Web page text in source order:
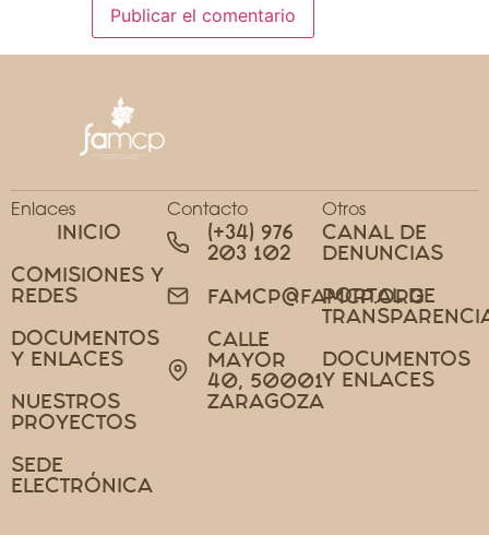
Enlaces
INICIO
COMISIONES Y
REDES
DOCUMENTOS
Y ENLACES
NUESTROS
PROYECTOS
SEDE
ELECTRÓNICA
Contacto
(+34) 976
203 102
FAMCP@FAMCP.ORG
CALLE
MAYOR
40, 50001
ZARAGOZA
Otros
CANAL DE
DENUNCIAS
PORTAL DE
DOCUMENTOS
Y ENLACES